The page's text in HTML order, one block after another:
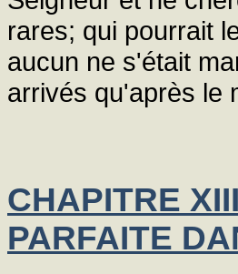
rares; qui pourrait
aucun ne s'était
arrivés qu'après le
CHAPITRE
PARFAITE